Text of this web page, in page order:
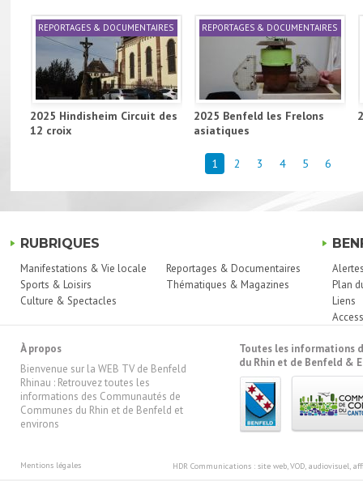
REPORTAGES & DOCUMENTAIRES
2025 Hindisheim Circuit des
12 croix
REPORTAGES & DOCUMENTAIRES
2025 Benfeld les Frelons
asiatiques
1 2 3 4 5 6
RUBRIQUES
Manifestations & Vie locale
Sports & Loisirs
Culture & Spectacles
Reportages & Documentaires
Thématiques & Magazines
Plan
Liens
À propos
Bienvenue sur la WEB TV de Benfeld
Rhinau : Retrouvez toutes les
informations des Communautés de
Communes du Rhin et de Benfeld et
environs
Toutes les informations
du Rhin et de Benfeld &
Mentions légales HDR Communications : site web, VOD, audiovisuel,